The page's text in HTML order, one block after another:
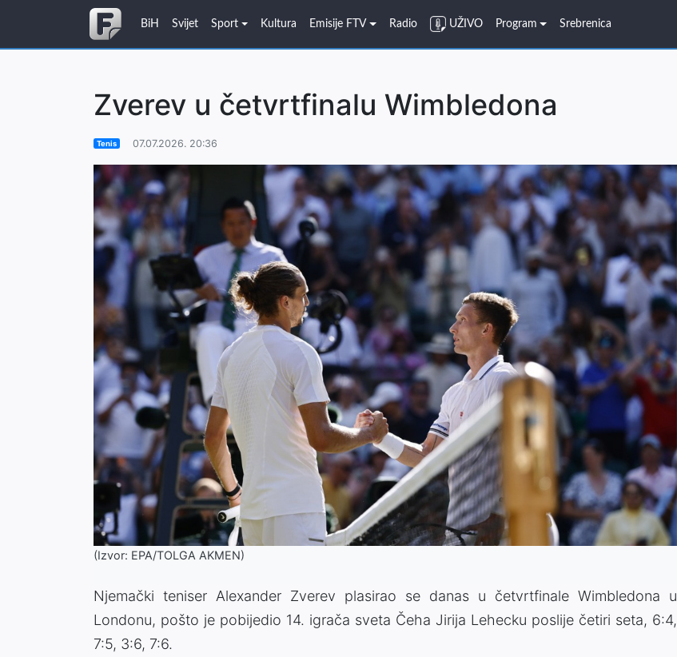
BiH Svijet Sport Kultura Emisije FTV Radio UŽIVO Program Srebrenica
Zverev u četvrtfinalu Wimbledona
Tenis 07.07.2026. 20:36
(Izvor: EPA/TOLGA AKMEN)
Njemački teniser Alexander Zverev plasirao se danas u četvrtfinale Wimbledona u
Londonu, pošto je pobijedio 14. igrača sveta Čeha Jirija Lehecku poslije četiri seta, 6:4,
7:5, 3:6, 7:6.